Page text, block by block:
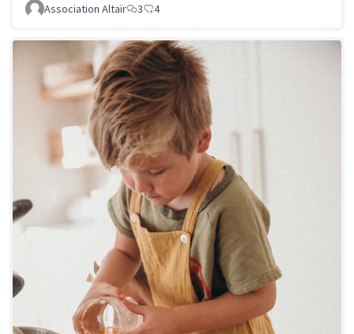
Association Altaïr 3 4